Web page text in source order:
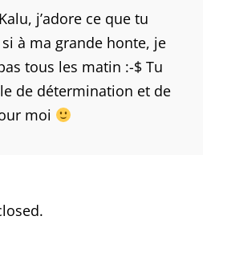
j’adore ce que tu
à ma grande honte, je
tous les matin :-$ Tu
de détermination et de
moi